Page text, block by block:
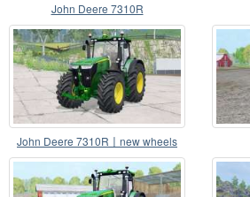
John Deere 7310R
John Deere 7310R〡new wheels